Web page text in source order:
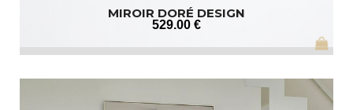
MIROIR DORÉ DESIGN
529.00 €